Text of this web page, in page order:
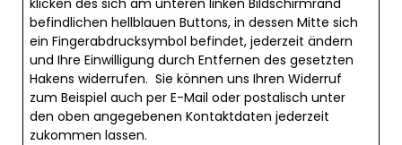
klicken des sich am unteren linken Bildschirmrand
befindlichen hellblauen Buttons, in dessen Mitte sich
ein Fingerabdrucksymbol befindet, jederzeit ändern
und Ihre Einwilligung durch Entfernen des gesetzten
Hakens widerrufen. Sie können uns Ihren Widerruf
zum Beispiel auch per E-Mail oder postalisch unter
den oben angegebenen Kontaktdaten jederzeit
zukommen lassen.